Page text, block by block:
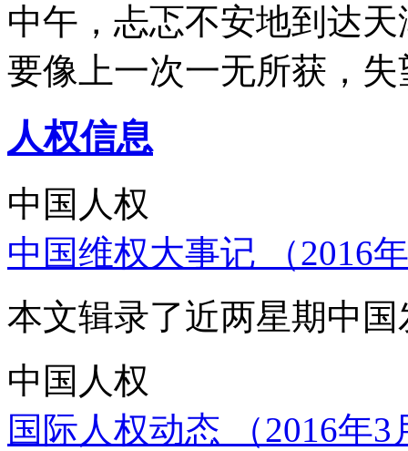
中午，忐忑不安地到达
要像上一次一无所获，
人权信息
中国人权
中国维权大事记 （2016
本文辑录了近两星期中
中国人权
国际人权动态 （2016年